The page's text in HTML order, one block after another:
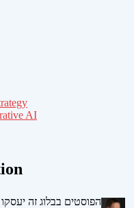
AI
הפוסטים בבלוג זה